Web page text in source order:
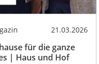
21.03.2026
für die ganze
| Haus und Hof